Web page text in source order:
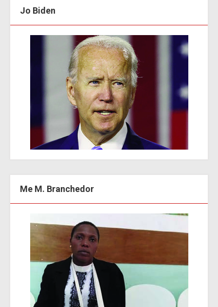
Jo Biden
Me M. Branchedor